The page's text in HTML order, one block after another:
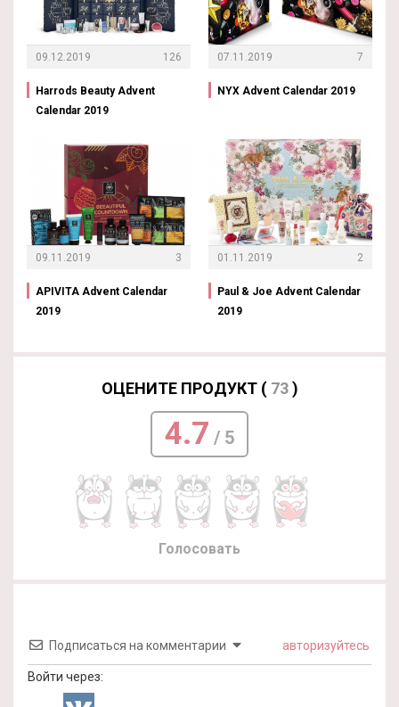
09.12.2019 126
Harrods Beauty Advent
Calendar 2019
09.11.2019 3
APIVITA Advent Calendar
2019
07.11.2019 7
NYX Advent Calendar 2019
01.11.2019 2
Paul & Joe Advent Calendar
2019
ОЦЕНИТЕ ПРОДУКТ ( 73)
4.7 / 5
Голосовать
Подписаться на комментарии авторизуйтесь
Войти через: